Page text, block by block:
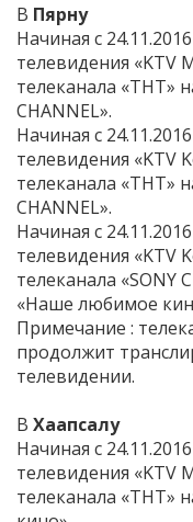
В Пярну
Начиная с
телевидения «KTV
телеканала «ТНТ»
CHANNEL».
Начиная с
телевидения «KTV
телеканала «ТНТ»
CHANNEL».
Начиная с
телевидения «KTV
телеканала «SONY
«Наше любимое
Примечание :
продолжит
телевидении.
В Хаапсалу
Начиная с
телевидения «KTV
телеканала «ТНТ»